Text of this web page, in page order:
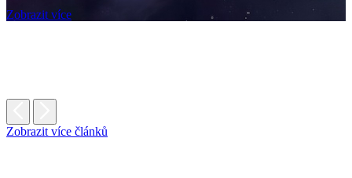
Zobrazit více
Zobrazit více článků